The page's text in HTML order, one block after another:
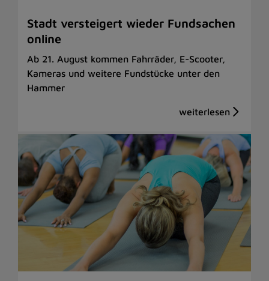
Stadt versteigert wieder Fundsachen
online
Ab 21. August kommen Fahrräder, E-Scooter,
Kameras und weitere Fundstücke unter den
Hammer